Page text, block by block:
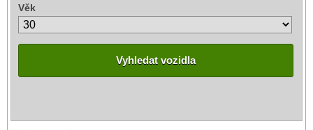
Věk
Vyhledat vozidla